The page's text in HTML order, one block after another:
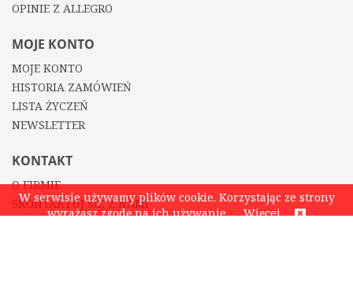
OPINIE Z ALLEGRO
MOJE KONTO
MOJE KONTO
HISTORIA ZAMÓWIEŃ
LISTA ŻYCZEŃ
NEWSLETTER
KONTAKT
O FIRMIE
SKONTAKTUJ SIĘ Z NAMI
W serwisie używamy plików cookie. Korzystając ze strony
wyrażasz zgodę na ich używanie.
Więcej